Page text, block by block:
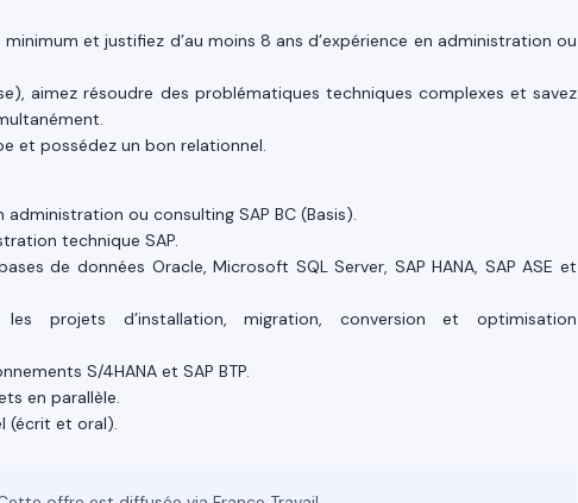
et justifiez d’au moins 8 ans d’expérience en administration ou
aimez résoudre des problématiques techniques complexes et savez
et possédez un bon relationnel.
administration ou consulting SAP BC (Basis).
technique SAP.
de données Oracle, Microsoft SQL Server, SAP HANA, SAP ASE et
projets d’installation, migration, conversion et optimisation
S/4HANA et SAP BTP.
en parallèle.
(écrit et oral).